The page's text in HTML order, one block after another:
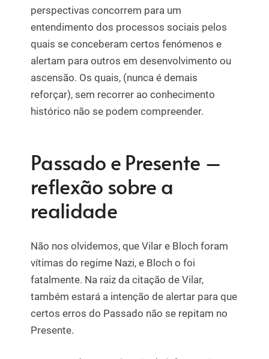
perspectivas concorrem para um
entendimento dos processos sociais pelos
quais se conceberam certos fenómenos e
alertam para outros em desenvolvimento ou
ascensão. Os quais, (nunca é demais
reforçar), sem recorrer ao conhecimento
histórico não se podem compreender.
Passado e Presente –
reflexão sobre a
realidade
Não nos olvidemos, que Vilar e Bloch foram
vítimas do regime Nazi, e Bloch o foi
fatalmente. Na raiz da citação de Vilar,
também estará a intenção de alertar para que
certos erros do Passado não se repitam no
Presente.